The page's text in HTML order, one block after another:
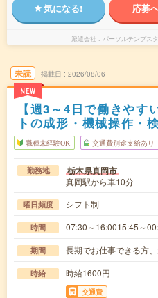
気になる! 応募
派遣会社 パーソルテンプス
未読
NEW
掲載日 2026/08/06
【週3～4日で働きやす
トの成形・機械操作・
職種未経験OK 交通費別途支給あり
勤務地 栃木県真岡市
真岡駅から車10分
曜日頻度 シフト制
時間 07:30～16:0015:45～
期間 長期でお仕事できる方、
時給 時給1600円
交通費